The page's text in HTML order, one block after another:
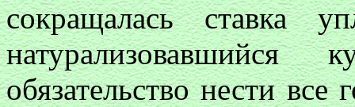
сокращалась ставка
обязательство нести